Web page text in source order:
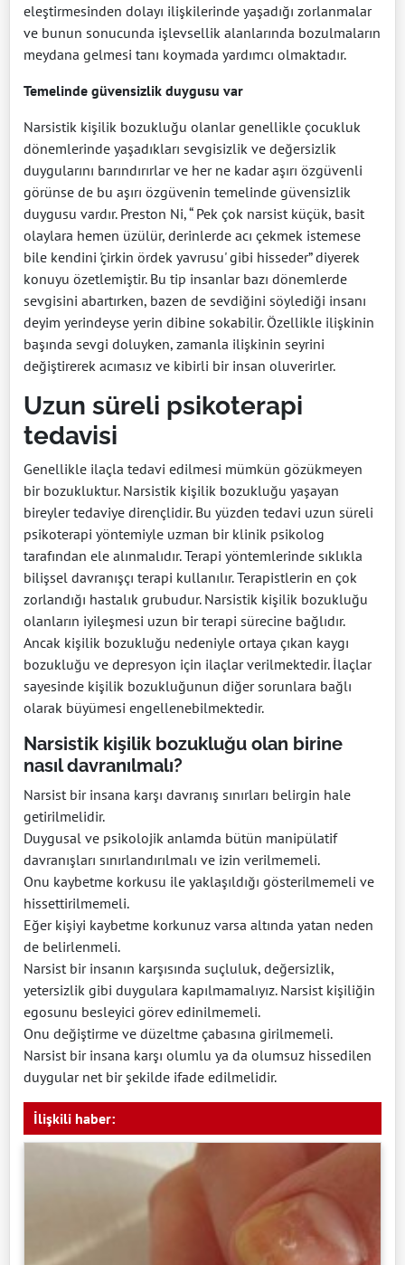
eleştirmesinden dolayı ilişkilerinde yaşadığı zorlanmalar
ve bunun sonucunda işlevsellik alanlarında bozulmaların
meydana gelmesi tanı koymada yardımcı olmaktadır.
Temelinde güvensizlik duygusu var
Narsistik kişilik bozukluğu olanlar genellikle çocukluk
dönemlerinde yaşadıkları sevgisizlik ve değersizlik
duygularını barındırırlar ve her ne kadar aşırı özgüvenli
görünse de bu aşırı özgüvenin temelinde güvensizlik
duygusu vardır. Preston Ni, “ Pek çok narsist küçük, basit
olaylara hemen üzülür, derinlerde acı çekmek istemese
bile kendini 'çirkin ördek yavrusu' gibi hisseder” diyerek
konuyu özetlemiştir. Bu tip insanlar bazı dönemlerde
sevgisini abartırken, bazen de sevdiğini söylediği insanı
deyim yerindeyse yerin dibine sokabilir. Özellikle ilişkinin
başında sevgi doluyken, zamanla ilişkinin seyrini
değiştirerek acımasız ve kibirli bir insan oluverirler.
Uzun süreli psikoterapi
tedavisi
Genellikle ilaçla tedavi edilmesi mümkün gözükmeyen
bir bozukluktur. Narsistik kişilik bozukluğu yaşayan
bireyler tedaviye dirençlidir. Bu yüzden tedavi uzun süreli
psikoterapi yöntemiyle uzman bir klinik psikolog
tarafından ele alınmalıdır. Terapi yöntemlerinde sıklıkla
bilişsel davranışçı terapi kullanılır. Terapistlerin en çok
zorlandığı hastalık grubudur. Narsistik kişilik bozukluğu
olanların iyileşmesi uzun bir terapi sürecine bağlıdır.
Ancak kişilik bozukluğu nedeniyle ortaya çıkan kaygı
bozukluğu ve depresyon için ilaçlar verilmektedir. İlaçlar
sayesinde kişilik bozukluğunun diğer sorunlara bağlı
olarak büyümesi engellenebilmektedir.
Narsistik kişilik bozukluğu olan birine
nasıl davranılmalı?
Narsist bir insana karşı davranış sınırları belirgin hale
getirilmelidir.
Duygusal ve psikolojik anlamda bütün manipülatif
davranışları sınırlandırılmalı ve izin verilmemeli.
Onu kaybetme korkusu ile yaklaşıldığı gösterilmemeli ve
hissettirilmemeli.
Eğer kişiyi kaybetme korkunuz varsa altında yatan neden
de belirlenmeli.
Narsist bir insanın karşısında suçluluk, değersizlik,
yetersizlik gibi duygulara kapılmamalıyız. Narsist kişiliğin
egosunu besleyici görev edinilmemeli.
Onu değiştirme ve düzeltme çabasına girilmemeli.
Narsist bir insana karşı olumlu ya da olumsuz hissedilen
duygular net bir şekilde ifade edilmelidir.
İlişkili haber: